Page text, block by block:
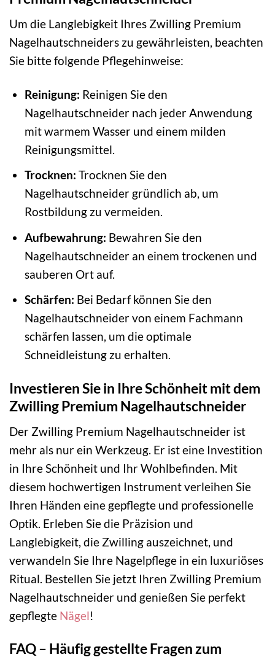
Um die Langlebigkeit Ihres Zwilling Premium
Nagelhautschneiders zu gewährleisten, beachten
Sie bitte folgende Pflegehinweise:
Reinigung: Reinigen Sie den
Nagelhautschneider nach jeder Anwendung
mit warmem Wasser und einem milden
Reinigungsmittel.
Trocknen: Trocknen Sie den
Nagelhautschneider gründlich ab, um
Rostbildung zu vermeiden.
Aufbewahrung: Bewahren Sie den
Nagelhautschneider an einem trockenen und
sauberen Ort auf.
Schärfen: Bei Bedarf können Sie den
Nagelhautschneider von einem Fachmann
schärfen lassen, um die optimale
Schneidleistung zu erhalten.
Investieren Sie in Ihre Schönheit mit dem
Zwilling Premium Nagelhautschneider
Der Zwilling Premium Nagelhautschneider ist
mehr als nur ein Werkzeug. Er ist eine Investition
in Ihre Schönheit und Ihr Wohlbefinden. Mit
diesem hochwertigen Instrument verleihen Sie
Ihren Händen eine gepflegte und professionelle
Optik. Erleben Sie die Präzision und
Langlebigkeit, die Zwilling auszeichnet, und
verwandeln Sie Ihre Nagelpflege in ein luxuriöses
Ritual. Bestellen Sie jetzt Ihren Zwilling Premium
Nagelhautschneider und genießen Sie perfekt
gepflegte Nägel!
FAQ – Häufig gestellte Fragen zum